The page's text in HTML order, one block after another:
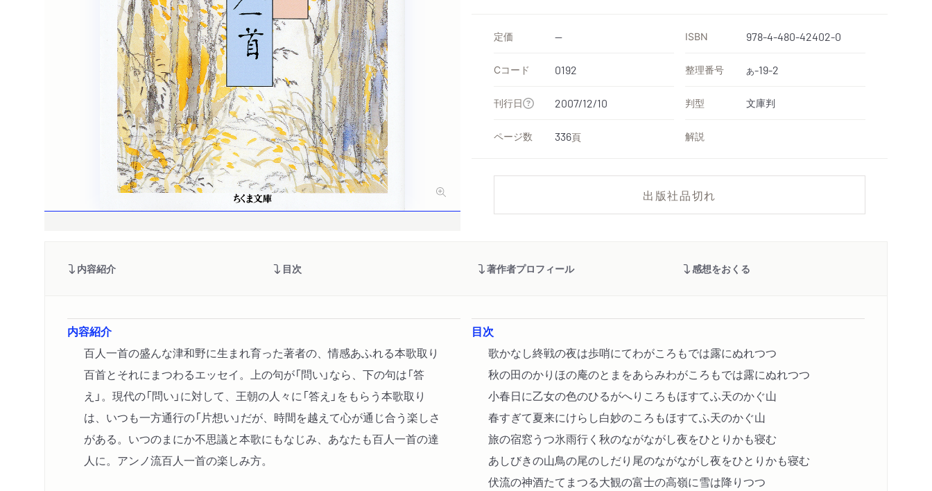
定価 -- ISBN 978-4-480-42402-0
Cコード 0192 整理番号 あ-19-2
刊行日 2007/12/10 判型 文庫判
ページ数 336頁 解説
出版社品切れ
内容紹介 目次 著作者プロフィール 感想をおくる
内容紹介
百人一首の盛んな津和野に生まれ育った著者の、情感あふれる本歌取り
百首とそれにまつわるエッセイ。上の句が「問い」なら、下の句は「答
え」。現代の「問い」に対して、王朝の人々に「答え」をもらう本歌取り
は、いつも一方通行の「片想い」だが、時間を越えて心が通じ合う楽しさ
がある。いつのまにか不思議と本歌にもなじみ、あなたも百人一首の達
人に。アンノ流百人一首の楽しみ方。
目次
歌かなし終戦の夜は歩哨にてわがころもでは露にぬれつつ
秋の田のかりほの庵のとまをあらみわがころもでは露にぬれつつ
小春日に乙女の色のひるがへりころもほすてふ天のかぐ山
春すぎて夏来にけらし白妙のころもほすてふ天のかぐ山
旅の宿窓うつ氷雨行く秋のながながし夜をひとりかも寝む
あしびきの山鳥の尾のしだり尾のながながし夜をひとりかも寝む
伏流の神酒たてまつる大観の富士の高嶺に雪は降りつつ